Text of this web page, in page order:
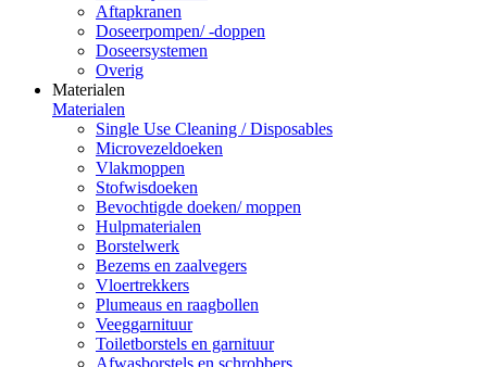
Aftapkranen
Doseerpompen/ -doppen
Doseersystemen
Overig
Materialen
Materialen
Single Use Cleaning / Disposables
Microvezeldoeken
Vlakmoppen
Stofwisdoeken
Bevochtigde doeken/ moppen
Hulpmaterialen
Borstelwerk
Bezems en zaalvegers
Vloertrekkers
Plumeaus en raagbollen
Veeggarnituur
Toiletborstels en garnituur
Afwasborstels en schrobbers